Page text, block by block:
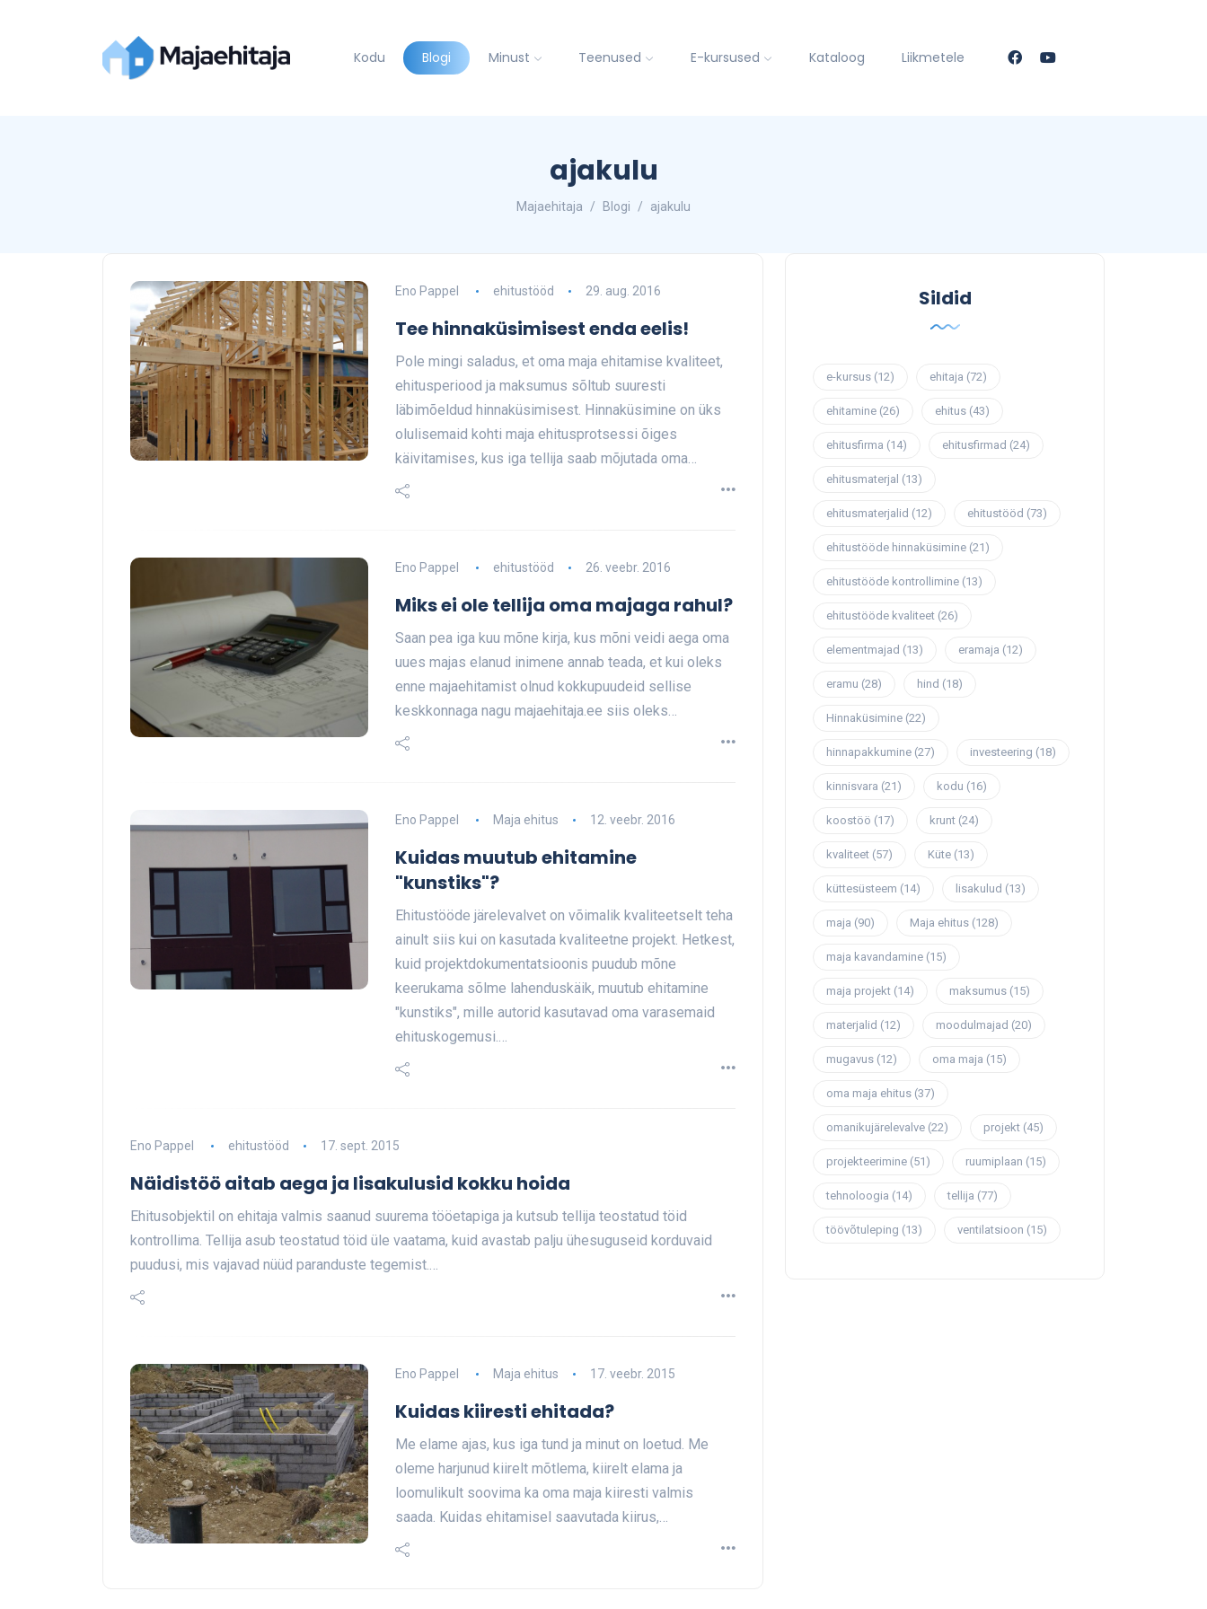
Kodu Blogi Minust Teenused E-kursused Kataloog Liikmetele
ajakulu
Majaehitaja Blogi ajakulu
Eno Pappel ehitustööd 29. aug. 2016
Tee hinnaküsimisest enda eelis!
Pole mingi saladus, et oma maja ehitamise kvaliteet,
ehitusperiood ja maksumus sõltub suuresti
läbimõeldud hinnaküsimisest. Hinnaküsimine on üks
olulisemaid kohti maja ehitusprotsessi õiges
käivitamises, kus iga tellija saab mõjutada oma…
Eno Pappel ehitustööd 26. veebr. 2016
Miks ei ole tellija oma majaga rahul?
Saan pea iga kuu mõne kirja, kus mõni veidi aega oma
uues majas elanud inimene annab teada, et kui oleks
enne majaehitamist olnud kokkupuudeid sellise
keskkonnaga nagu majaehitaja.ee siis oleks…
Eno Pappel Maja ehitus 12. veebr. 2016
Kuidas muutub ehitamine
"kunstiks"?
Ehitustööde järelevalvet on võimalik kvaliteetselt teha
ainult siis kui on kasutada kvaliteetne projekt. Hetkest,
kuid projektdokumentatsioonis puudub mõne
keerukama sõlme lahenduskäik, muutub ehitamine
"kunstiks", mille autorid kasutavad oma varasemaid
ehituskogemusi.…
Eno Pappel ehitustööd 17. sept. 2015
Näidistöö aitab aega ja lisakulusid kokku hoida
Ehitusobjektil on ehitaja valmis saanud suurema tööetapiga ja kutsub tellija teostatud töid
kontrollima. Tellija asub teostatud töid üle vaatama, kuid avastab palju ühesuguseid korduvaid
puudusi, mis vajavad nüüd paranduste tegemist.…
Eno Pappel Maja ehitus 17. veebr. 2015
Kuidas kiiresti ehitada?
Me elame ajas, kus iga tund ja minut on loetud. Me
oleme harjunud kiirelt mõtlema, kiirelt elama ja
loomulikult soovima ka oma maja kiiresti valmis
saada. Kuidas ehitamisel saavutada kiirus,…
Sildid
e-kursus (12) ehitaja (72)
ehitamine (26) ehitus (43)
ehitusfirma (14) ehitusfirmad (24)
ehitusmaterjal (13)
ehitusmaterjalid (12) ehitustööd (73)
ehitustööde hinnaküsimine (21)
ehitustööde kontrollimine (13)
ehitustööde kvaliteet (26)
elementmajad (13) eramaja (12)
eramu (28) hind (18)
Hinnaküsimine (22)
hinnapakkumine (27) investeering (18)
kinnisvara (21) kodu (16)
koostöö (17) krunt (24)
kvaliteet (57) Küte (13)
küttesüsteem (14) lisakulud (13)
maja (90) Maja ehitus (128)
maja kavandamine (15)
maja projekt (14) maksumus (15)
materjalid (12) moodulmajad (20)
mugavus (12) oma maja (15)
oma maja ehitus (37)
omanikujärelevalve (22) projekt (45)
projekteerimine (51) ruumiplaan (15)
tehnoloogia (14) tellija (77)
töövõtuleping (13) ventilatsioon (15)